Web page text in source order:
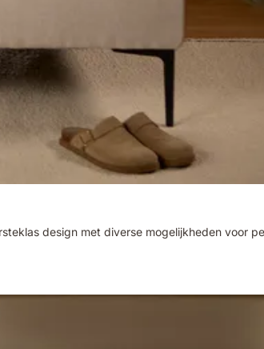
design met diverse mogelijkheden voor